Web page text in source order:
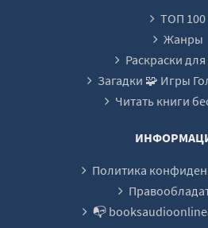
ТОП 100
Жанры
Раскраски
Загадки 🧩 Игры
Читать книги
Политика
📭